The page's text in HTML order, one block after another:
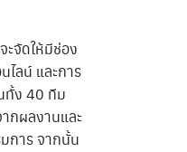
ะจัดให้มีช่อง
ไลน์ และการ
ทั้ง 40 ทีม
กผลงานและ
การ จากนั้น